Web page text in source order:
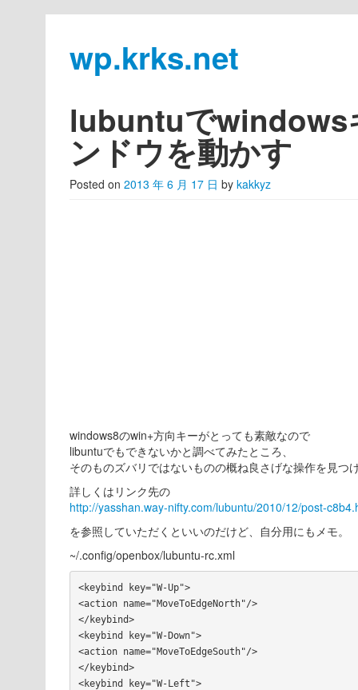
wp.krks.net
Main menu
lubuntuでwindows
ンドウを動かす
Posted on 2013 年 6 月 17 日 by kakkyz
windows8のwin+方向キーがとっても素敵なので
libuntuでもできないかと調べてみたところ、
そのものズバリではないものの概ね良さげな操作を見つけ
詳しくはリンク先の
http://yasshan.way-nifty.com/lubuntu/2010/12/post-
を参照していただくといいのだけど、自分用にもメモ。
~/.config/openbox/lubuntu-rc.xml
<keybind key="W-Up">
<action name="MoveToEdgeNorth"/>
</keybind>
<keybind key="W-Down">
<action name="MoveToEdgeSouth"/>
</keybind>
<keybind key="W-Left">